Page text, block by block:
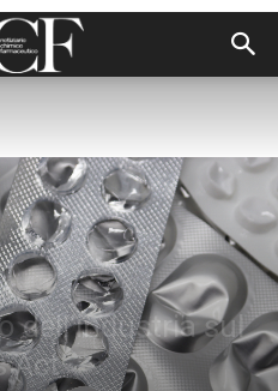
dell’industria sul
Act